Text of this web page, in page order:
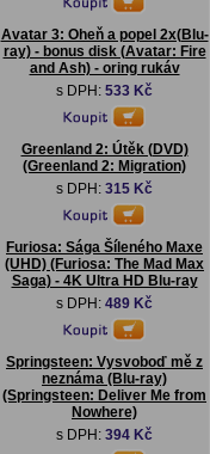
Avatar 3: Oheň a popel 2x(Blu-
ray) - bonus disk (Avatar: Fire
and Ash) - oring rukáv
s DPH: 533 Kč
Greenland 2: Útěk (DVD)
(Greenland 2: Migration)
s DPH: 315 Kč
Furiosa: Sága Šíleného Maxe
(UHD) (Furiosa: The Mad Max
Saga) - 4K Ultra HD Blu-ray
s DPH: 489 Kč
Springsteen: Vysvoboď mě z
neznáma (Blu-ray)
(Springsteen: Deliver Me from
Nowhere)
s DPH: 394 Kč